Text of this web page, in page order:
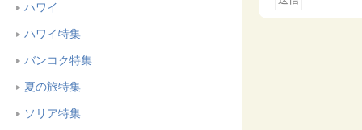
ハワイ
ハワイ特集
バンコク特集
夏の旅特集
ソリア特集